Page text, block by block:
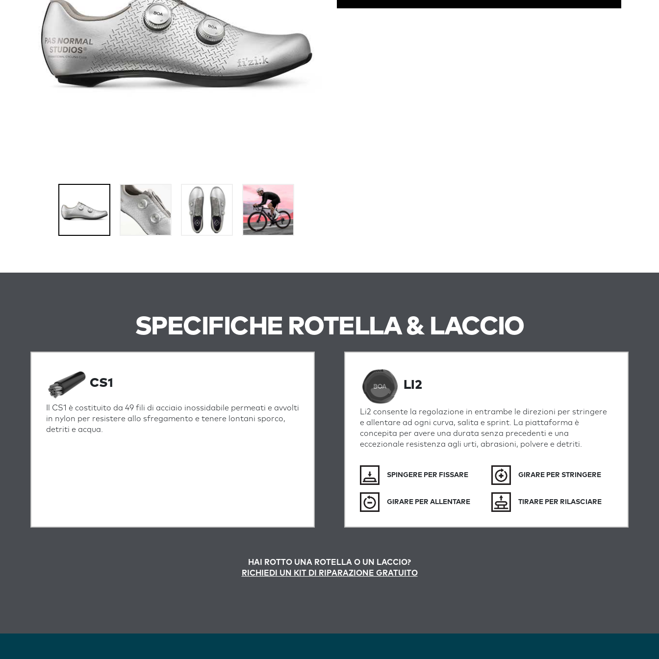
SPECIFICHE ROTELLA & LACCIO
CS1
Il CS1 è costituito da 49 fili di acciaio inossidabile permeati e avvolti
in nylon per resistere allo sfregamento e tenere lontani sporco,
detriti e acqua.
LI2
Li2 consente la regolazione in entrambe le direzioni per stringere
e allentare ad ogni curva, salita e sprint. La piattaforma è
concepita per avere una durata senza precedenti e una
eccezionale resistenza agli urti, abrasioni, polvere e detriti.
SPINGERE PER FISSARE GIRARE PER STRINGERE
GIRARE PER ALLENTARE TIRARE PER RILASCIARE
HAI ROTTO UNA ROTELLA O UN LACCIO?
RICHIEDI UN KIT DI RIPARAZIONE GRATUITO